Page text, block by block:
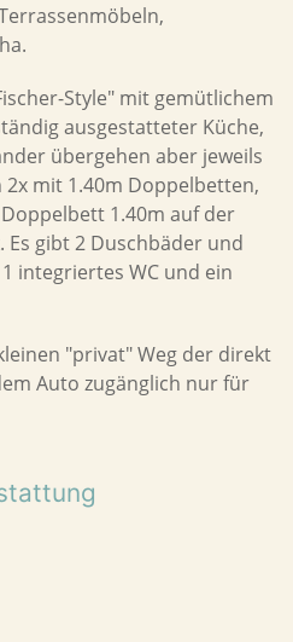
Style" mit gemütlichem
ausgestatteter Küche,
übergehen aber jeweils
mit 1.40m Doppelbetten,
1.40m auf der
Es gibt 2 Duschbäder und
integriertes WC und ein
"privat" Weg der direkt
Auto zugänglich nur für